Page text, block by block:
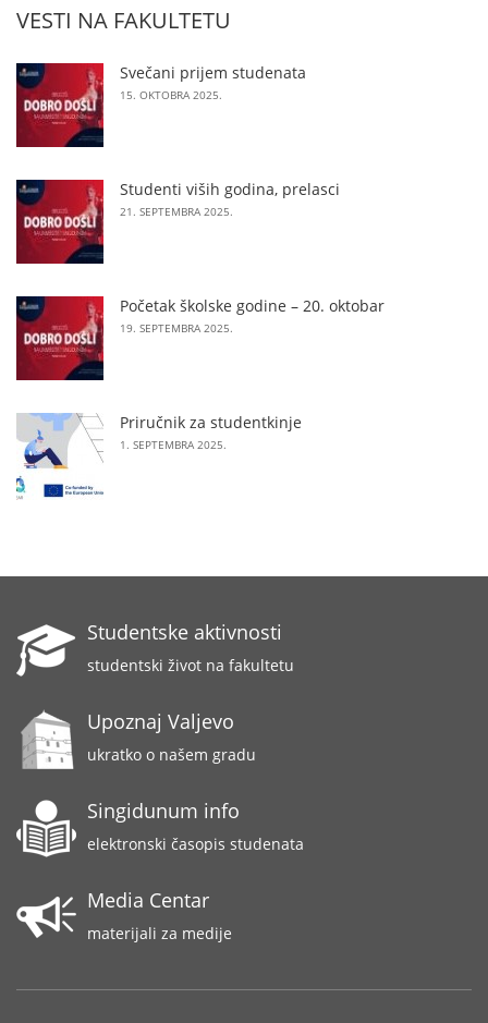
VESTI NA FAKULTETU
Svečani prijem studenata
15. OKTOBRA 2025.
Studenti viših godina, prelasci
21. SEPTEMBRA 2025.
Početak školske godine – 20. oktobar
19. SEPTEMBRA 2025.
Priručnik za studentkinje
1. SEPTEMBRA 2025.
Studentske aktivnosti
studentski život na fakultetu
Upoznaj Valjevo
ukratko o našem gradu
Singidunum info
elektronski časopis studenata
Media Centar
materijali za medije